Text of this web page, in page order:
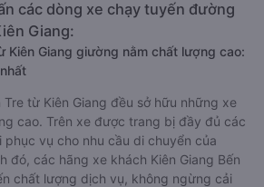
các dòng xe chạy tuyến đường
Giang:
Kiên Giang giường nằm chất lượng cao:
từ Kiên Giang đều sở hữu những xe
cao. Trên xe được trang bị đầy đủ các
vụ cho nhu cầu di chuyển của
đó, các hãng xe khách Kiên Giang Bến
chất lượng dịch vụ, không ngừng cải